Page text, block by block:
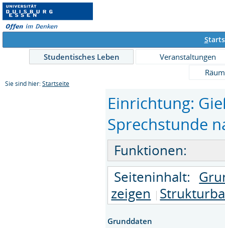
S
Studentisches Leben
Veranstaltungen
Sie sind hier: Startseite
Einrichtung:
Sprechstunde
Funktionen:
Seiteninhalt:
zeigen
Grunddaten